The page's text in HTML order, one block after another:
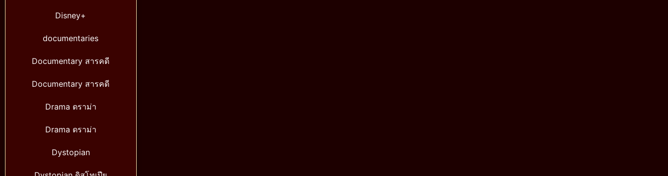
Disney+
documentaries
Documentary สารคดี
Documentary สารคดี
Drama ดราม่า
Drama ดราม่า
Dystopian